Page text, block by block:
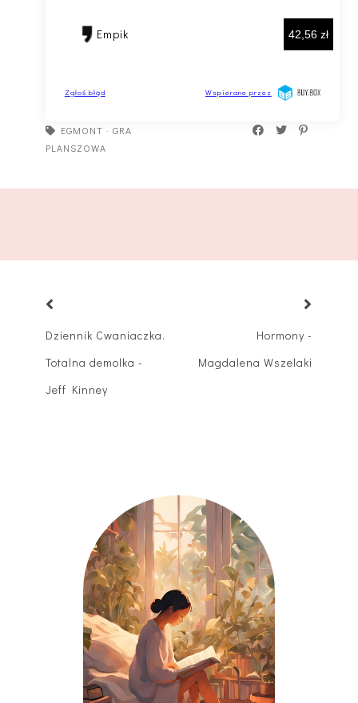
EGMONT · GRA
PLANSZOWA
Dziennik Cwaniaczka.
Totalna demolka -
Jeff Kinney
Hormony -
Magdalena Wszelaki